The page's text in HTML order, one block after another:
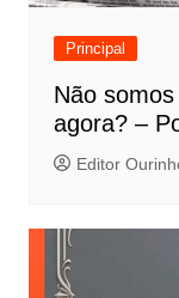
Principal
Não
agora? –
Editor